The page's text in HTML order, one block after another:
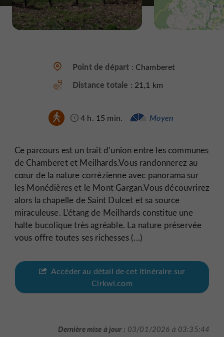
Point de départ : Chamberet
Distance totale : 21,1 km
4 h. 15 min. Moyen
Ce parcours est un trait d’union entre les communes
de Chamberet et Meilhards.Vous randonnerez au
cœur de la nature corrézienne avec panorama sur
les Monédières et le Mont Gargan.Vous découvrirez
alors la chapelle de Saint Dulcet et sa source
miraculeuse. L’étang de Meilhards constitue une
halte bucolique très agréable. La nature préservée
vous offre toutes ses richesses (...)
Accéder au détail de cet itinéraire sur
Cirkwi.com
Dernière mise à jour : 03/01/2026 à 03:35:44